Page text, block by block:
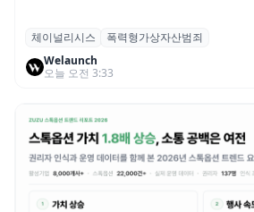
체이널리시스 “가상자산 보
범죄 증가…상반기 탈취액
체이널리시스
폭력형가상자산범죄
Welaunch
오늘 오전 3:33